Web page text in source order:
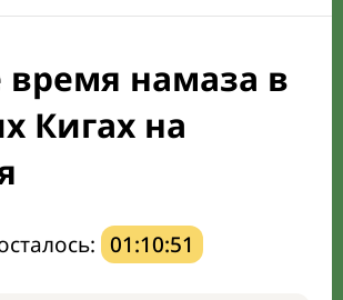
комнаты
киблы
время намаза в
Кигах на
01:10:50